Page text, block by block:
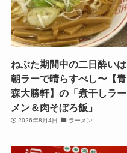
ねぶた期間中の二日酔いは
朝ラーで晴らすべし〜【青
森大勝軒】の「煮干しラー
メン＆肉そぼろ飯」
2026年8月4日 ラーメン